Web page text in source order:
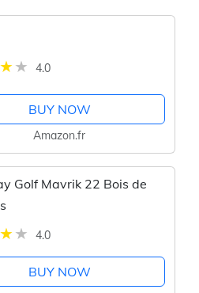
4.0
BUY NOW
Amazon.fr
Golf Mavrik 22 Bois de
4.0
BUY NOW